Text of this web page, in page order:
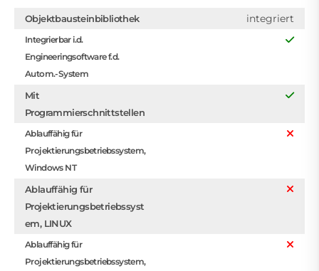
Objektbausteinbibliothek integriert
Integrierbar i.d.
Engineeringsoftware f.d.
Autom.-System
Mit
Programmierschnittstellen
Ablauffähig für
Projektierungsbetriebssystem,
Windows NT
Ablauffähig für
Projektierungsbetriebssyst
em, LINUX
Ablauffähig für
Projektierungsbetriebssystem,